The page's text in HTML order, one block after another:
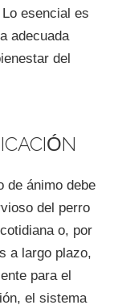
esencial es
adecuada
del
de ánimo debe
del perro
o, por
a largo plazo,
para el
el sistema